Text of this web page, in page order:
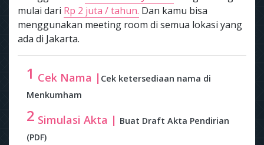
mulai dari Rp 2 juta / tahun. Dan kamu bisa
menggunakan meeting room di semua lokasi yang
ada di Jakarta.
1 Cek Nama | Cek ketersediaan nama di
Menkumham
2 Simulasi Akta | Buat Draft Akta Pendirian
(PDF)